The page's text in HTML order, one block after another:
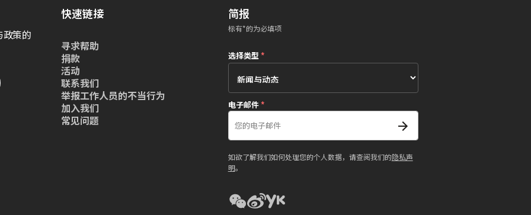
政策的
快速链接
寻求帮助
捐款
活动
联系我们
举报工作人员的不当行为
加入我们
常见问题
简报
标有*的为必填项
选择类型*
电子邮件*
如欲了解我们如何处理您的个人数据，请查阅我们的隐私声
明。